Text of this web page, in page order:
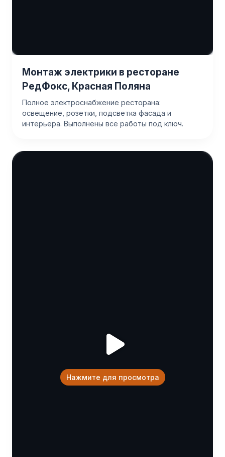
Монтаж электрики в ресторане
РедФокс, Красная Поляна
Полное электроснабжение ресторана:
освещение, розетки, подсветка фасада и
интерьера. Выполнены все работы под ключ.
Нажмите для просмотра